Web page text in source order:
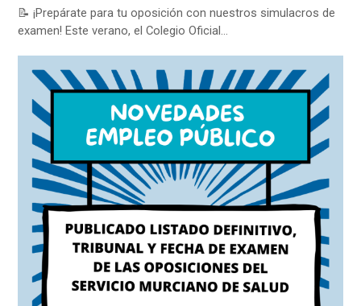
📝 ¡Prepárate para tu oposición con nuestros simulacros de
examen! Este verano, el Colegio Oficial…